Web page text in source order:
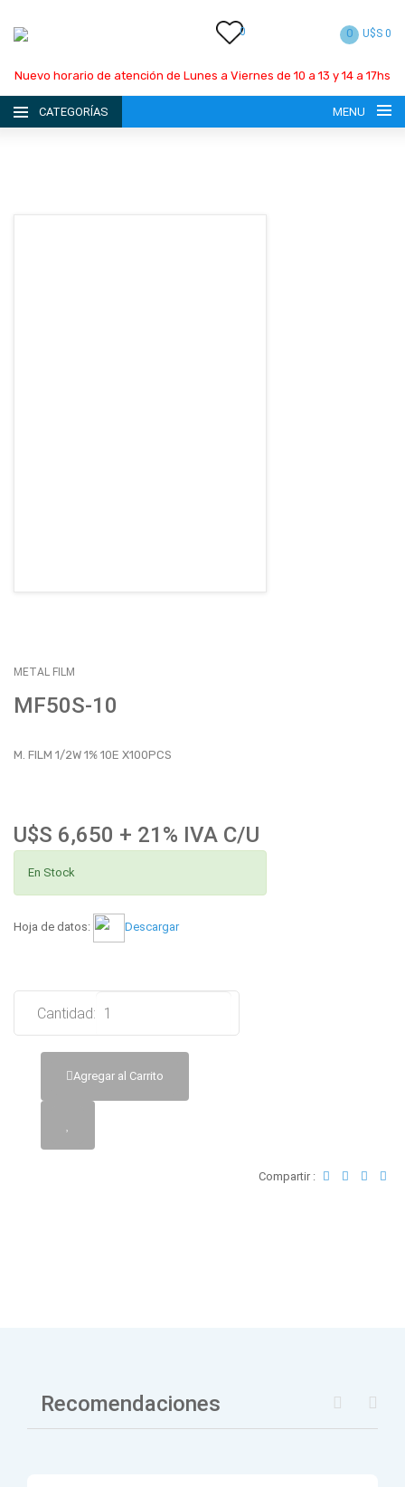
0 0 U$S 0
Nuevo horario de atención de Lunes a Viernes de 10 a 13 y 14 a 17hs
CATEGORÍAS MENU
METAL FILM
MF50S-10
M. FILM 1/2W 1% 10E X100PCS
U$S 6,650 + 21% IVA C/U
En Stock
Hoja de datos: Descargar
Cantidad:
Agregar al Carrito
Compartir :
Recomendaciones